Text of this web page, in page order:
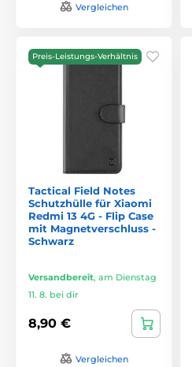
Vergleichen
Preis-Leistungs-Verhältnis
Tactical Field Notes
Schutzhülle für Xiaomi
Redmi 13 4G - Flip Case
mit Magnetverschluss -
Schwarz
Versandbereit, am Dienstag
11. 8. bei dir
8,90 €
Vergleichen